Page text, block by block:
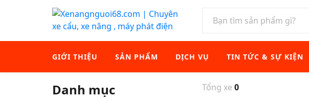
GIỚI THIỆU SẢN PHẨM DỊCH VỤ TIN TỨC & SỰ KIỆN
Danh mục Tổng xe 0